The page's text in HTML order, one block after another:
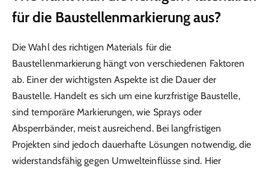
für die Baustellenmarkierung aus?
Die Wahl des richtigen Materials für die
Baustellenmarkierung hängt von verschiedenen Faktoren
ab. Einer der wichtigsten Aspekte ist die Dauer der
Baustelle. Handelt es sich um eine kurzfristige Baustelle,
sind temporäre Markierungen, wie Sprays oder
Absperrbänder, meist ausreichend. Bei langfristigen
Projekten sind jedoch dauerhafte Lösungen notwendig, die
widerstandsfähig gegen Umwelteinflüsse sind. Hier